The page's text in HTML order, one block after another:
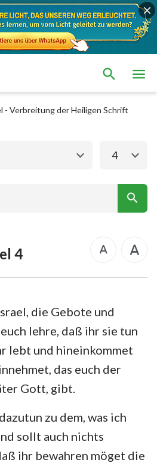
- Verbreitung der Heiligen Schrift
Das neue Testament
2. Mose
Nehemia
Hiob
Sprüche
Jeremia
Hesekiel
Hosea
4
4
die Gebote und
lehre, daß ihr sie tun
lebt und hineinkommet
das euch der
Gott, gibt.
zu dem, was ich
sollt auch nichts
ihr bewahren möget die